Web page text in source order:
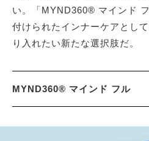
い。「MYND360® マインド
付けられたインナーケアとし
り入れたい新たな選択肢だ。
MYND360® マインド フル